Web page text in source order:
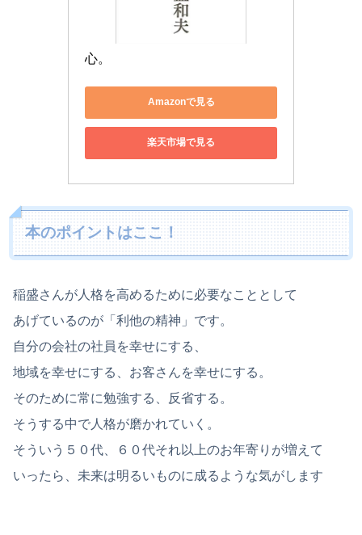
心。
Amazonで見る
楽天市場で見る
本のポイントはここ！
稲盛さんが人格を高めるために必要なこととして
あげているのが「利他の精神」です。
自分の会社の社員を幸せにする、
地域を幸せにする、お客さんを幸せにする。
そのために常に勉強する、反省する。
そうする中で人格が磨かれていく。
そういう５０代、６０代それ以上のお年寄りが増えて
いったら、未来は明るいものに成るような気がします